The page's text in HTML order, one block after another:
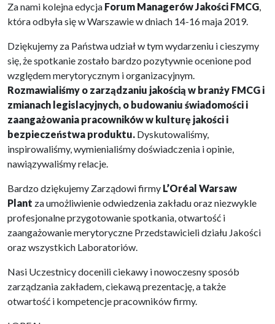
Za nami kolejna edycja Forum Managerów Jakości FMCG,
która odbyła się w Warszawie w dniach 14-16 maja 2019.
Dziękujemy za Państwa udział w tym wydarzeniu i cieszymy
się, że spotkanie zostało bardzo pozytywnie ocenione pod
względem merytorycznym i organizacyjnym.
Rozmawialiśmy o zarządzaniu jakością w branży FMCG i
zmianach legislacyjnych, o budowaniu świadomości i
zaangażowania pracowników w kulturę jakości i
bezpieczeństwa produktu. Dyskutowaliśmy,
inspirowaliśmy, wymienialiśmy doświadczenia i opinie,
nawiązywaliśmy relacje.
Bardzo dziękujemy Zarządowi firmy L’Oréal Warsaw
Plant za umożliwienie odwiedzenia zakładu oraz niezwykle
profesjonalne przygotowanie spotkania, otwartość i
zaangażowanie merytoryczne Przedstawicieli działu Jakości
oraz wszystkich Laboratoriów.
Nasi Uczestnicy docenili ciekawy i nowoczesny sposób
zarządzania zakładem, ciekawą prezentację, a także
otwartość i kompetencje pracowników firmy.